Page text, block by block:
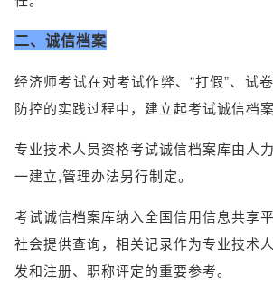
二、诚信档案
经济师考试在对考试作弊、“打假”、试
防控的实践过程中，建立起考试诚信档案
专业技术人员资格考试诚信档案库由人
一建立,管理办法另行制定。
考试诚信档案库纳入全国信用信息共享
社会提供查询，相关记录作为专业技术
发和注册、职称评定的重要参考。